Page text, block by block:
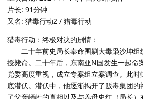
片长: 91分钟
又名: 猎毒行动2 / 猎毒行动
猎毒行动：终极对决的剧情：
二十年前史局长奉命围剿大毒枭沙坤组
授毙命。二十年后，东南亚N国发生一起命
党委高度重视，成立专案组立案调查。此
底潜伏。潜伏中，他逐渐揭开了贩毒集团的
了父亲牺牲的真相以及与养母史红（局长